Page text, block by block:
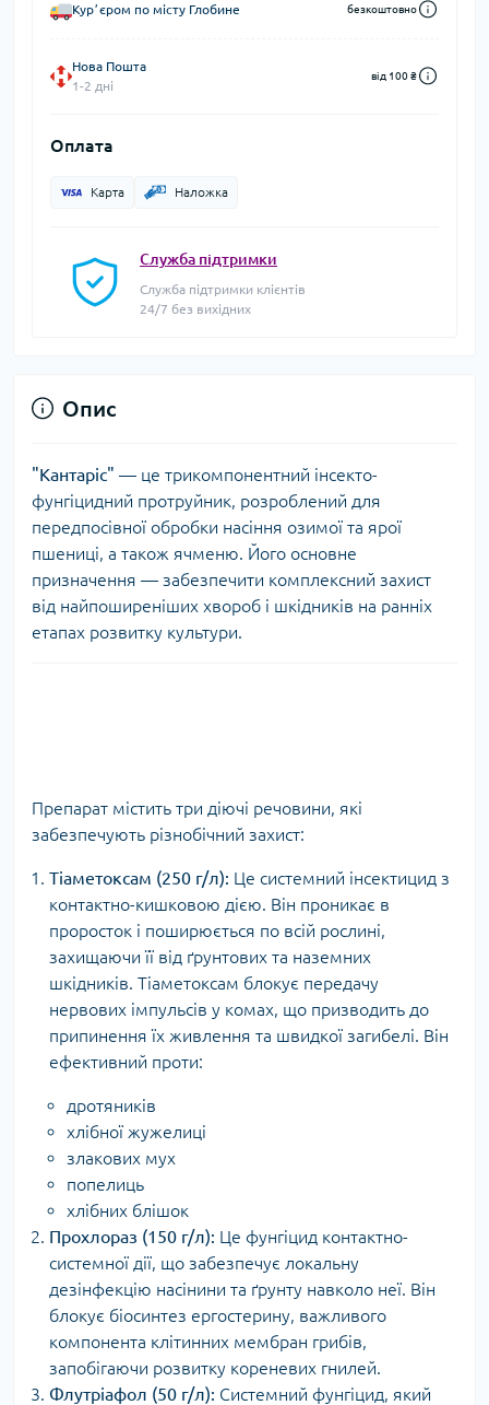
Курʼєром по місту Глобине безкоштовно
Нова Пошта
1-2 дні
від 100 ₴
Оплата
Карта Наложка
Служба підтримки
Служба підтримки клієнтів
24/7 без вихідних
Опис
"Кантаріс" — це трикомпонентний інсекто-
фунгіцидний протруйник, розроблений для
передпосівної обробки насіння озимої та ярої
пшениці, а також ячменю. Його основне
призначення — забезпечити комплексний захист
від найпоширеніших хвороб і шкідників на ранніх
етапах розвитку культури.
Препарат містить три діючі речовини, які
забезпечують різнобічний захист:
Тіаметоксам (250 г/л): Це системний інсектицид з
контактно-кишковою дією. Він проникає в
проросток і поширюється по всій рослині,
захищаючи її від ґрунтових та наземних
шкідників. Тіаметоксам блокує передачу
нервових імпульсів у комах, що призводить до
припинення їх живлення та швидкої загибелі. Він
ефективний проти:
дротяників
хлібної жужелиці
злакових мух
попелиць
хлібних блішок
Прохлораз (150 г/л): Це фунгіцид контактно-
системної дії, що забезпечує локальну
дезінфекцію насінини та ґрунту навколо неї. Він
блокує біосинтез ергостерину, важливого
компонента клітинних мембран грибів,
запобігаючи розвитку кореневих гнилей.
Флутріафол (50 г/л): Системний фунгіцид, який